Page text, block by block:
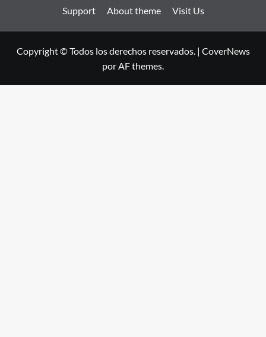
Support About theme Visit Us
Copyright © Todos los derechos reservados. | CoverNews
por AF themes.